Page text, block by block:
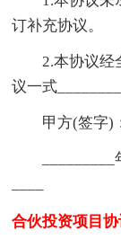
订补充协议。
2.本协议经
议一式
甲方(签字)
合伙投资项目